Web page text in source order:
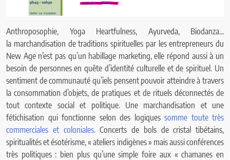
Anthroposophie, Yoga Heartfulness, Ayurveda, Biodanza…
la marchandisation de traditions spirituelles par les entrepreneurs du
New Age n’est pas qu’un habillage marketing, elle répond aussi à un
besoin de personnes en quête d’identité culturelle et de spirituel. Un
sentiment de communauté qu’iels pensent pouvoir atteindre à travers
la consommation d’objets, de pratiques et de rituels déconnectés de
tout contexte social et politique. Une marchandisation et une
fétichisation qui fonctionne selon des logiques somme toute très
commerciales et coloniales.Concerts de bols de cristal tibétains,
spiritualités et ésotérisme, « ateliers indigènes » mais aussi conférences
très politiques : bien plus qu’une simple foire aux « chamanes en